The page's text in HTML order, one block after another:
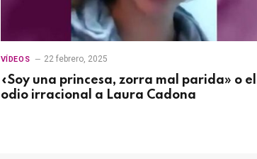
VÍDEOS 22 febrero, 2025
«Soy una princesa, zorra mal parida» o el
odio irracional a Laura Cadona